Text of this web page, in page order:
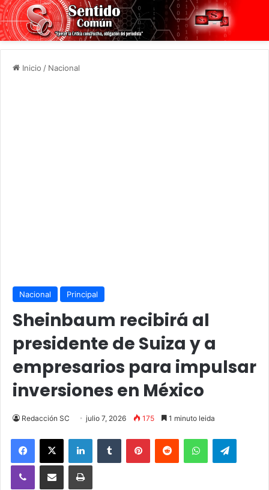
Inicio / Nacional
Nacional Principal
Sheinbaum recibirá al
presidente de Suiza y a
empresarios para impulsar
inversiones en México
Redacción SC julio 7, 2026 175 1 minuto leida
Facebook
X LinkedInTumblr PinterestReddit WhatsApp
Viber Compartir vía email Imprimir